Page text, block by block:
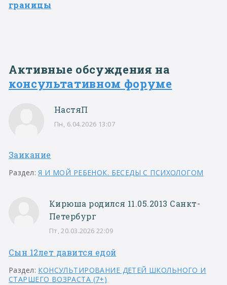
границы
Активные обсуждения на
консультативном форуме
НастяП
Пн, 6.04.2026 13:07
Заикание
Раздел:Я И МОЙ РЕБЕНОК. БЕСЕДЫ С ПСИХОЛОГОМ
Кирюша родился 11.05.2013 Санкт-
Петербург
Пт, 20.03.2026 22:09
Сын 12лет давится едой
Раздел: КОНСУЛЬТИРОВАНИЕ ДЕТЕЙ ШКОЛЬНОГО И
СТАРШЕГО ВОЗРАСТА (7+)